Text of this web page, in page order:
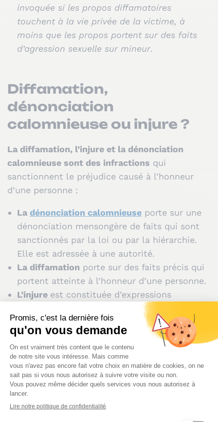
invoquée si les propos diffamatoires
touchent à la vie privée de la victime, à
moins que les propos portent sur des faits
d’agression sexuelle sur mineur.
Diffamation,
dénonciation
calomnieuse ou injure ?
La diffamation, l’injure et la dénonciation
calomnieuse sont des infractions qui
sanctionnent le préjudice causé à l’honneur
d’une personne :
La dénonciation calomnieuse porte sur une
dénonciation mensongère de faits qui sont
sanctionnés par la loi ou par la hiérarchie.
Elle est adressée à une autorité.
La diffamation porte sur des faits précis qui
portent atteinte à l’honneur d’une personne.
L’injure est constituée d’expressions
outrageantes, de termes de mépris ou
d’invectives. L’injure et la diffamation sont
caractérisées, peu importe que les propos
soient oraux ou écrits, proférés ou non en
public, et quelle que soit l’audience.
Quelle est la différence